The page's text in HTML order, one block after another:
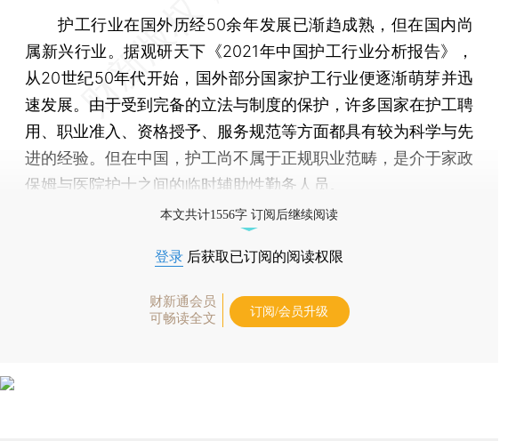
护工行业在国外历经50余年发展已渐趋成熟，但在国内尚
属新兴行业。据观研天下《2021年中国护工行业分析报告》，
从20世纪50年代开始，国外部分国家护工行业便逐渐萌芽并迅
速发展。由于受到完备的立法与制度的保护，许多国家在护工聘
用、职业准入、资格授予、服务规范等方面都具有较为科学与先
进的经验。但在中国，护工尚不属于正规职业范畴，是介于家政
保姆与医院护士之间的临时辅助性勤务人员。
本文共计1556字 订阅后继续阅读
登录 后获取已订阅的阅读权限
财新通会员
可畅读全文
订阅/会员升级